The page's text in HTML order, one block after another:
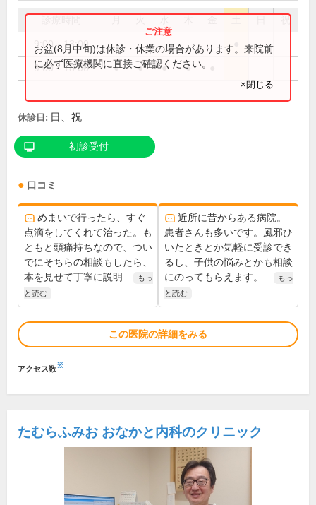
祝
9:00～13:00
9:00～18:00 ● ● ● ●
お盆(8月中旬)は休診・休業の場合があります。来院前
に必ず医療機関に直接ご確認ください。
×閉じる
休診日: 日、祝
初診受付
口コミ
めまいで行ったら、すぐ
点滴をしてくれて治った。も
ともと頭痛持ちなので、つい
でにそちらの相談もしたら、
本を見せて丁寧に説明...
もっ
と読む
近所に昔からある病院。
患者さんも多いです。風邪ひ
いたときとか気軽に受診でき
るし、子供の悩みとかも相談
にのってもらえます。...
もっ
と読む
この医院の詳細をみる
アクセス数※
たむらふみお おなかと内科のクリニック